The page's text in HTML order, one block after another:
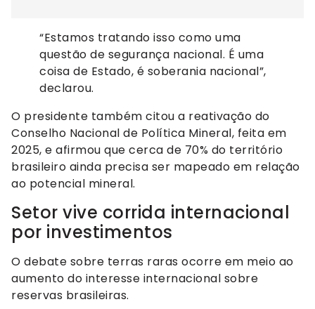
“Estamos tratando isso como uma
questão de segurança nacional. É uma
coisa de Estado, é soberania nacional”,
declarou.
O presidente também citou a reativação do
Conselho Nacional de Política Mineral, feita em
2025, e afirmou que cerca de 70% do território
brasileiro ainda precisa ser mapeado em relação
ao potencial mineral.
Setor vive corrida internacional
por investimentos
O debate sobre terras raras ocorre em meio ao
aumento do interesse internacional sobre
reservas brasileiras.